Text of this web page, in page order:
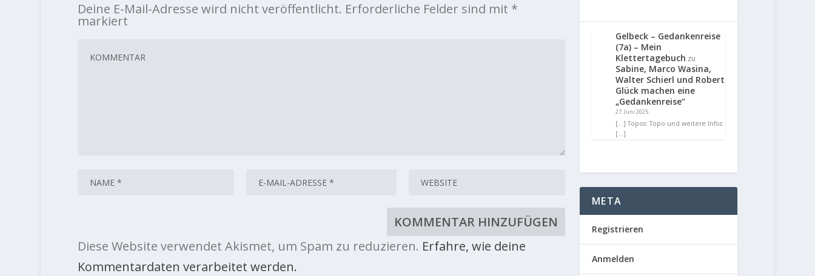
Deine E-Mail-Adresse wird nicht veröffentlicht. Erforderliche Felder sind mit *
markiert
Diese Website verwendet Akismet, um Spam zu reduzieren. Erfahre, wie deine
Kommentardaten verarbeitet werden.
Gelbeck – Gedankenreise
(7a) – Mein
Klettertagebuch zu
Sabine, Marco Wasina,
Walter Schierl und Robert
Glück machen eine
„Gedankenreise“
27. Juni 2025
[…] Topos: Topo und weitere Infos
[…]
META
Registrieren
Anmelden